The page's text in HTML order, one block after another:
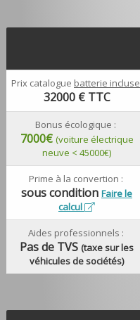
Prix catalogue batterie incluse
32000 € TTC
Bonus écologique :
7000€ (voiture électrique
neuve < 45000€)
Prime à la convertion :
sous conditionFaire le
calcul
Aides professionnels :
Pas de TVS (taxe sur les
véhicules de sociétés)